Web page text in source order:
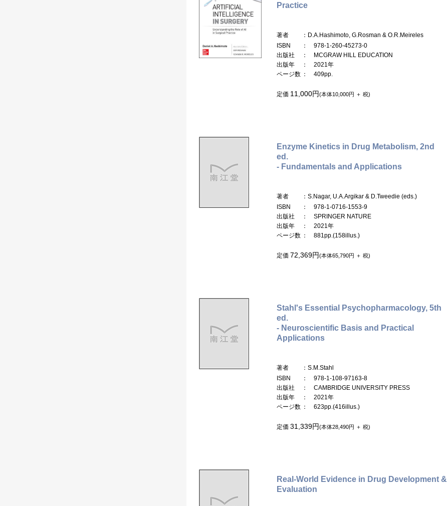
Practice
著者
：D.A.Hashimoto, G.Rosman & O.R.Meireles
ISBN
： 978-1-260-45273-0
出版社
： MCGRAW HILL EDUCATION
出版年
： 2021年
ページ数 ： 409pp.
定価 11,000円(本体10,000円 ＋ 税)
Enzyme Kinetics in Drug Metabolism, 2nd
ed.
- Fundamentals and Applications
著者
：S.Nagar, U.A.Argikar & D.Tweedie (eds.)
ISBN
： 978-1-0716-1553-9
出版社
： SPRINGER NATURE
出版年
： 2021年
ページ数 ： 881pp.(158illus.)
定価 72,369円(本体65,790円 ＋ 税)
Stahl's Essential Psychopharmacology, 5th
ed.
- Neuroscientific Basis and Practical
Applications
著者
：S.M.Stahl
ISBN
： 978-1-108-97163-8
出版社
： CAMBRIDGE UNIVERSITY PRESS
出版年
： 2021年
ページ数 ： 623pp.(416illus.)
定価 31,339円(本体28,490円 ＋ 税)
Real-World Evidence in Drug Development &
Evaluation